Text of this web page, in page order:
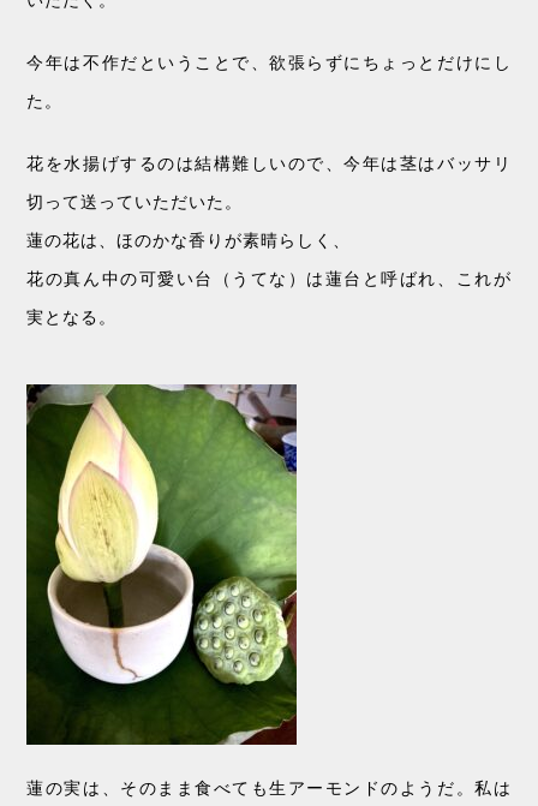
今年は不作だということで、欲張らずにちょっとだけにし
た。
花を水揚げするのは結構難しいので、今年は茎はバッサリ
切って送っていただいた。
蓮の花は、ほのかな香りが素晴らしく、
花の真ん中の可愛い台（うてな）は蓮台と呼ばれ、これが
実となる。
蓮の実は、そのまま食べても生アーモンドのようだ。私は